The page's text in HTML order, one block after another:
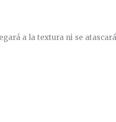
a la textura ni se